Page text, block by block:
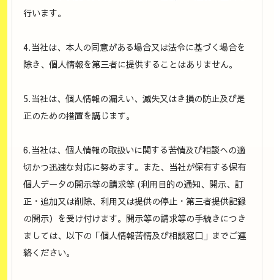
行います。
4.当社は、本人の同意がある場合又は法令に基づく場合を
除き、個人情報を第三者に提供することはありません。
5.当社は、個人情報の漏えい、滅失又はき損の防止及び是
正のための措置を講じます。
6.当社は、個人情報の取扱いに関する苦情及び相談への適
切かつ迅速な対応に努めます。また、当社が保有する保有
個人データの開示等の請求等 (利用目的の通知、開示、訂
正・追加又は削除、利用又は提供の停止・第三者提供記録
の開示）を受け付けます。開示等の請求等の手続きにつき
ましては、以下の「個人情報苦情及び相談窓口」までご連
絡ください。